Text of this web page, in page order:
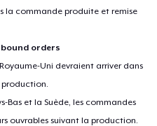
la commande produite et remise
bound orders
Uni devraient arriver dans
production.
Bas et la Suède, les commandes
ouvrables suivant la production.